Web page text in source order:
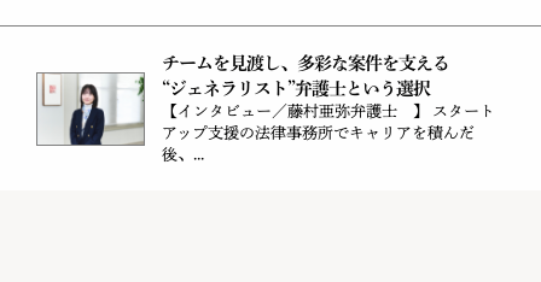
チームを見渡し、多彩な案件を支える
“ジェネラリスト”弁護士という選択
【インタビュー／藤村亜弥弁護士 】 スタート
アップ支援の法律事務所でキャリアを積んだ
後、...